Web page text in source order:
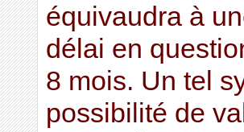
équivaudra à
délai en
8 mois. Un tel
possibilité de